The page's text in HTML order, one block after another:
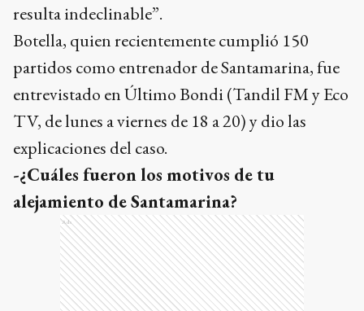
resulta indeclinable”.
Botella, quien recientemente cumplió 150
partidos como entrenador de Santamarina, fue
entrevistado en Último Bondi (Tandil FM y Eco
TV, de lunes a viernes de 18 a 20) y dio las
explicaciones del caso.
-¿Cuáles fueron los motivos de tu
alejamiento de Santamarina?
Ads